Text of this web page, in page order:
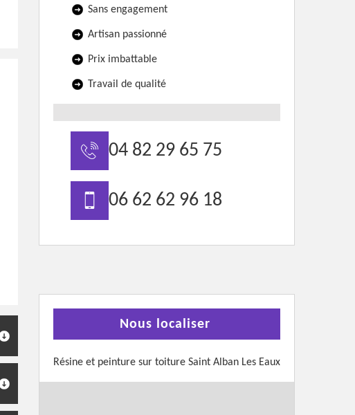
Sans engagement
Artisan passionné
Prix imbattable
Travail de qualité
04 82 29 65 75
06 62 62 96 18
Nous localiser
Résine et peinture sur toiture Saint Alban Les Eaux